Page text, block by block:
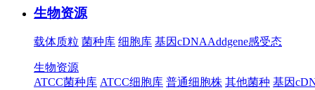
生物资源
载体质粒 菌种库 细胞库 基因cDNAAddgene感受态
生物资源
ATCC菌种库 ATCC细胞库 普通细胞株 其他菌种 基因